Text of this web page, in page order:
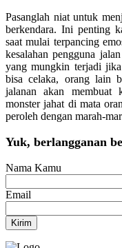
Pasanglah niat untuk
berkendara. Ini penting
saat mulai terpancing
kesalahan pengguna
yang mungkin terjadi
bisa celaka, orang lain
jalanan akan membuat
monster jahat di mata
peroleh dengan marah-
Yuk, berlangganan
Nama Kamu
Email
Kirim